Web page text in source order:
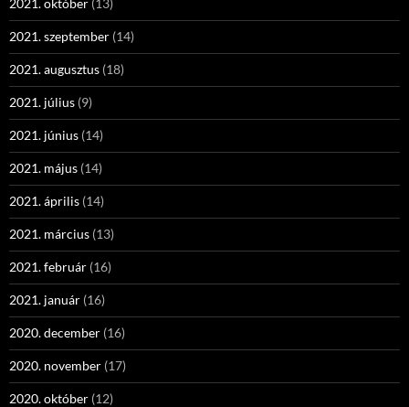
2021. október (13)
2021. szeptember (14)
2021. augusztus (18)
2021. július (9)
2021. június (14)
2021. május (14)
2021. április (14)
2021. március (13)
2021. február (16)
2021. január (16)
2020. december (16)
2020. november (17)
2020. október (12)